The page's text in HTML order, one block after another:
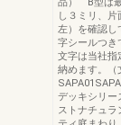
し３ミリ、
左）を確認し
字シールつき
文字は当社指
納めます。（
デッキシリー
ストナチュ